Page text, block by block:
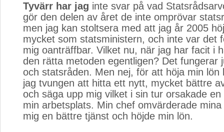
Tyvärr har jag inte svar på vad
gör den delen av året de inte omprövar
men jag kan stoltsera med att jag år 2005
mycket som statsministern, och inte var det
mig oanträffbar. Vilket nu, när jag har facit i
den rätta metoden egentligen? Det fungerar
och statsråden. Men nej, för att höja min lön
jag tvungen att hitta ett nytt, mycket bättre
och säga upp mig vilket i sin tur orsakade
min arbetsplats. Min chef omvärderade
mig en bättre tjänst och höjde min lön.